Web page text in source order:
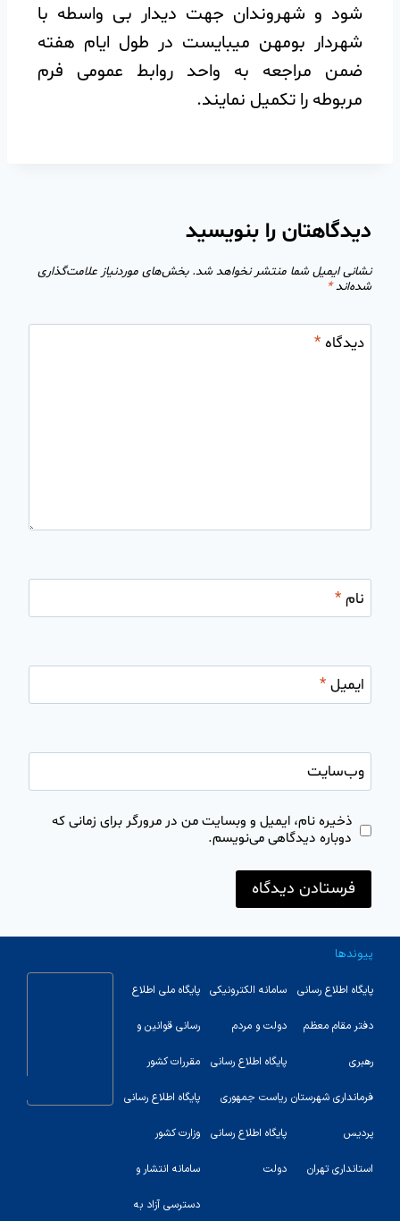
شود و شهروندان جهت دیدار بی واسطه با
شهردار بومهن میبایست در طول ایام هفته
ضمن مراجعه به واحد روابط عمومی فرم
مربوطه را تکمیل نمایند.
دیدگاهتان را بنویسید
نشانی ایمیل شما منتشر نخواهد شد. بخش‌های موردنیاز علامت‌گذاری
شده‌اند*
دیدگاه*
نام*
ایمیل*
وب‌سایت
ذخیره نام، ایمیل و وبسایت من در مرورگر برای زمانی که
دوباره دیدگاهی می‌نویسم.
پیوندها
پایگاه اطلاع رسانی
دفتر مقام معظم
رهبری
فرمانداری شهرستان
پردیس
استانداری تهران
سامانه الکترونیکی
دولت و مردم
پایگاه اطلاع رسانی
ریاست جمهوری
پایگاه اطلاع رسانی
دولت
پایگاه ملی اطلاع
رسانی قوانین و
مقررات کشور
پایگاه اطلاع رسانی
وزارت کشور
سامانه انتشار و
دسترسی آزاد به